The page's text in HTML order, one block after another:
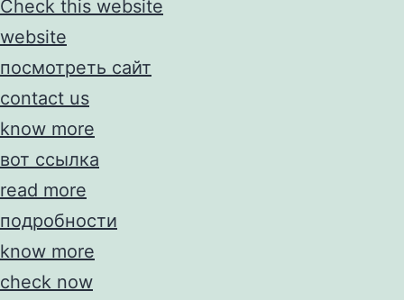
Check this website
website
посмотреть сайт
contact us
know more
вот ссылка
read more
подробности
know more
check now